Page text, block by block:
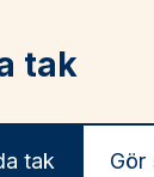
tak
tak Gör